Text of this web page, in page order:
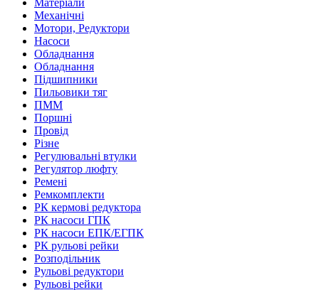
Матеріали
Механічні
Мотори, Редуктори
Насоси
Обладнання
Обладнання
Підшипники
Пильовики тяг
ПММ
Поршні
Провід
Різне
Регулювальні втулки
Регулятор люфту
Ремені
Ремкомплекти
РК кермові редуктора
РК насоси ГПК
РК насоси ЕПК/ЕГПК
РК рульові рейки
Розподільник
Рульові редуктори
Рульові рейки